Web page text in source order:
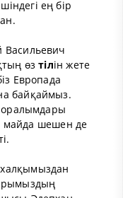
ең бір
Васильевич
өзтілін жете
Европада
байқаймыз.
оралымдары
майда шешен де